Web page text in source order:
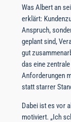
Was Albert an
erklärt:
Anspruch,
geplant sind,
gut
das eine
Anforderungen
statt starrer
Dabei ist es vor
motiviert. „Ich